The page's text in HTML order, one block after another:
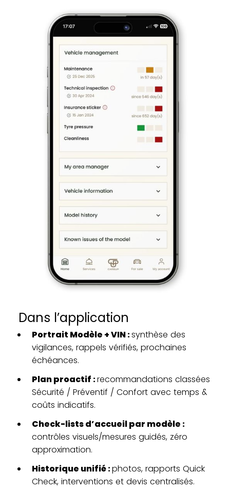
Dans l’application
Portrait Modèle + VIN :synthèse des
vigilances, rappels vérifiés, prochaines
échéances.
Plan proactif :recommandations classées
Sécurité / Préventif / Confort avec temps &
coûts indicatifs.
Check-lists d’accueil par modèle :
contrôles visuels/mesures guidés, zéro
approximation.
Historique unifié :photos, rapports Quick
Check, interventions et devis centralisés.